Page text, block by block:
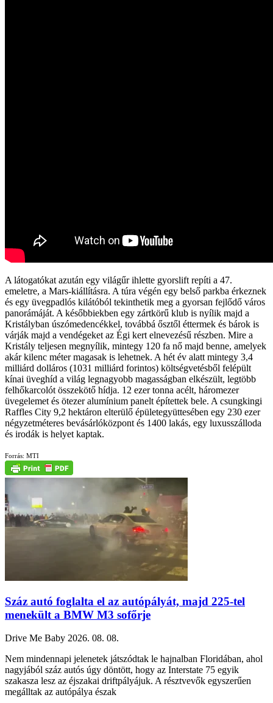
A látogatókat azután egy világűr ihlette gyorslift repíti a 47.
emeletre, a Mars-kiállításra. A túra végén egy belső parkba érkeznek
és egy üvegpadlós kilátóból tekinthetik meg a gyorsan fejlődő város
panorámáját. A későbbiekben egy zártkörű klub is nyílik majd a
Kristályban úszómedencékkel, továbbá ősztől éttermek és bárok is
várják majd a vendégeket az Égi kert elnevezésű részben. Mire a
Kristály teljesen megnyílik, mintegy 120 fa nő majd benne, amelyek
akár kilenc méter magasak is lehetnek. A hét év alatt mintegy 3,4
milliárd dolláros (1031 milliárd forintos) költségvetésből felépült
kínai üveghíd a világ legnagyobb magasságban elkészült, legtöbb
felhőkarcolót összekötő hídja. 12 ezer tonna acélt, háromezer
üvegelemet és ötezer alumínium panelt építettek bele. A csungkingi
Raffles City 9,2 hektáron elterülő épületegyüttesében egy 230 ezer
négyzetméteres bevásárlóközpont és 1400 lakás, egy luxusszálloda
és irodák is helyet kaptak.
Forrás: MTI
Száz autó foglalta el az autópályát, majd 225-tel
menekült a BMW M3 sofőrje
Drive Me Baby 2026. 08. 08.
Nem mindennapi jelenetek játszódtak le hajnalban Floridában, ahol
nagyjából száz autós úgy döntött, hogy az Interstate 75 egyik
szakasza lesz az éjszakai driftpályájuk. A résztvevők egyszerűen
megálltak az autópálya észak